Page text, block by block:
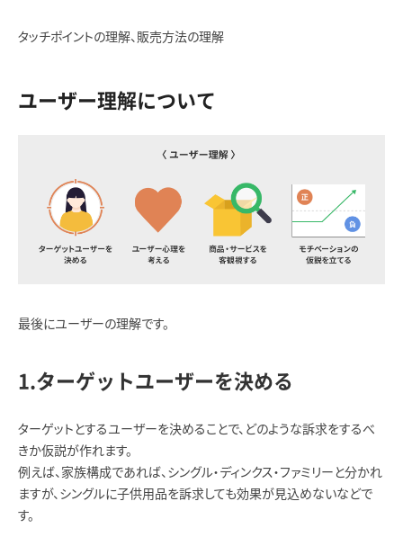
タッチポイントの理解、販売方法の理解
ユーザー理解について
最後にユーザーの理解です。
1.ターゲットユーザーを決める
ターゲットとするユーザーを決めることで、どのような訴求をするべ
きか仮説が作れます。
例えば、家族構成であれば、シングル・ディンクス・ファミリーと分かれ
ますが、シングルに子供用品を訴求しても効果が見込めないなどで
す。